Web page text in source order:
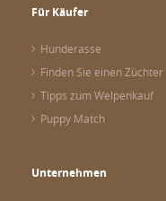
Für Käufer
Hunderasse
Finden Sie einen Züchter
Tipps zum Welpenkauf
Puppy Match
Unternehmen